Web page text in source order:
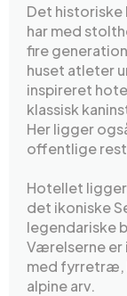
Det historiske
har med
fire
huset atleter
inspireret
klassisk
Her ligger
offentlige
Hotellet
det ikoniske
legendariske
Værelserne
med fyrretræ,
alpine arv.